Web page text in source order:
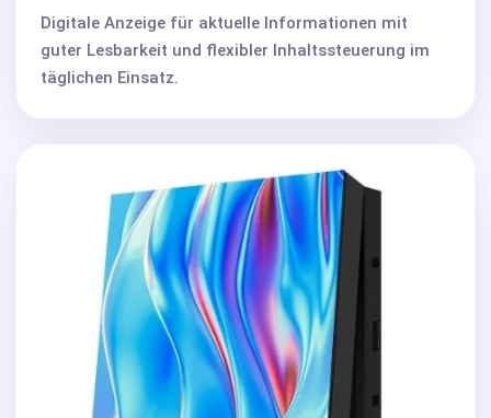
Digitale Anzeige für aktuelle Informationen mit
guter Lesbarkeit und flexibler Inhaltssteuerung im
täglichen Einsatz.